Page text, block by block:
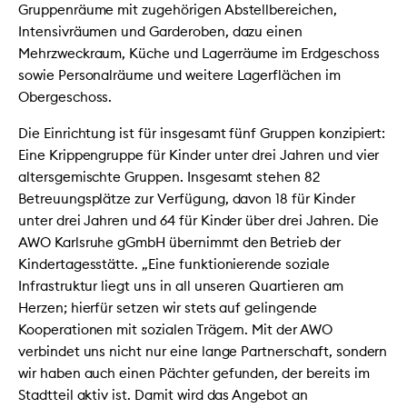
Gruppenräume mit zugehörigen Abstellbereichen,
Intensivräumen und Garderoben, dazu einen
Mehrzweckraum, Küche und Lagerräume im Erdgeschoss
sowie Personalräume und weitere Lagerflächen im
Obergeschoss.
Die Einrichtung ist für insgesamt fünf Gruppen konzipiert:
Eine Krippengruppe für Kinder unter drei Jahren und vier
altersgemischte Gruppen. Insgesamt stehen 82
Betreuungsplätze zur Verfügung, davon 18 für Kinder
unter drei Jahren und 64 für Kinder über drei Jahren. Die
AWO Karlsruhe gGmbH übernimmt den Betrieb der
Kindertagesstätte. „Eine funktionierende soziale
Infrastruktur liegt uns in all unseren Quartieren am
Herzen; hierfür setzen wir stets auf gelingende
Kooperationen mit sozialen Trägern. Mit der AWO
verbindet uns nicht nur eine lange Partnerschaft, sondern
wir haben auch einen Pächter gefunden, der bereits im
Stadtteil aktiv ist. Damit wird das Angebot an